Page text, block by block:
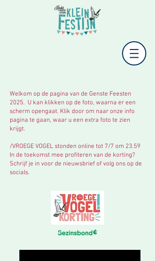
Welkom op de pagina van de Genste Feesten
2025. U kan klikken op de foto, waarna er een
scherm opengaat. Klik door om naar onze info
pagina te gaan, waar u een extra foto te zien
krijgt.
/VROEGE VOGEL stonden online tot 7/7 om 23.59
In de toekomst mee profiteren van de korting?
Schrijf je in voor de nieuwsbrief of volg ons op de
socials.​